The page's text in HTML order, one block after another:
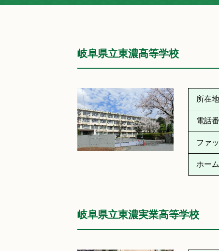
岐阜県立東濃高等学校
所在地
電話
ファ
ホー
岐阜県立東濃実業高等学校